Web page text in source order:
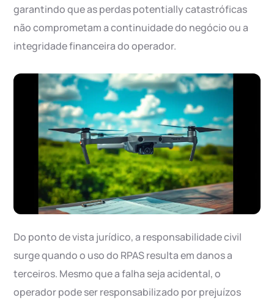
garantindo que as perdas potentially catastróficas
não comprometam a continuidade do negócio ou a
integridade financeira do operador.
Do ponto de vista jurídico, a responsabilidade civil
surge quando o uso do RPAS resulta em danos a
terceiros. Mesmo que a falha seja acidental, o
operador pode ser responsabilizado por prejuízos